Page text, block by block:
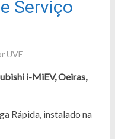
Serviço
UVE
i-MiEV, Oeiras,
Rápida, instalado na